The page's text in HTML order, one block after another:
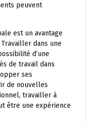
peuvent
est un avantage
dans une
d’une
de travail dans
ses
de nouvelles
travailler à
être une expérience